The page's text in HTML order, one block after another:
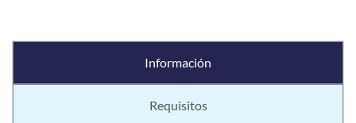
Información
Requisitos